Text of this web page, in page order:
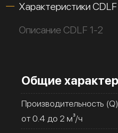
Характеристики
Описание CDLF 1-2
Общие
Производительность (Q)
от 0.4 до 2 м³/ч